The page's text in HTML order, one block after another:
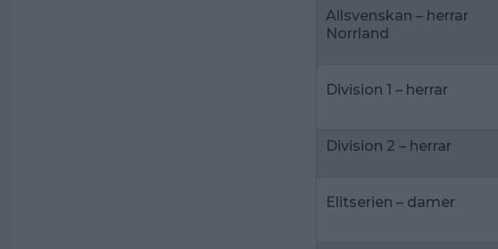
Allsvenskan – herrar
Norrland
Division 1 – herrar
Division 2 – herrar
Elitserien – damer